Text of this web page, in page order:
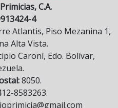
C.A.
4
Atlantis, Piso Mezanina 1,
Alta Vista.
Caroní, Edo. Bolívar,
8050.
8583263.